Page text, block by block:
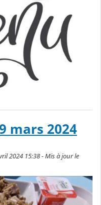
mars 2024
2024 15:38 - Mis à jour le